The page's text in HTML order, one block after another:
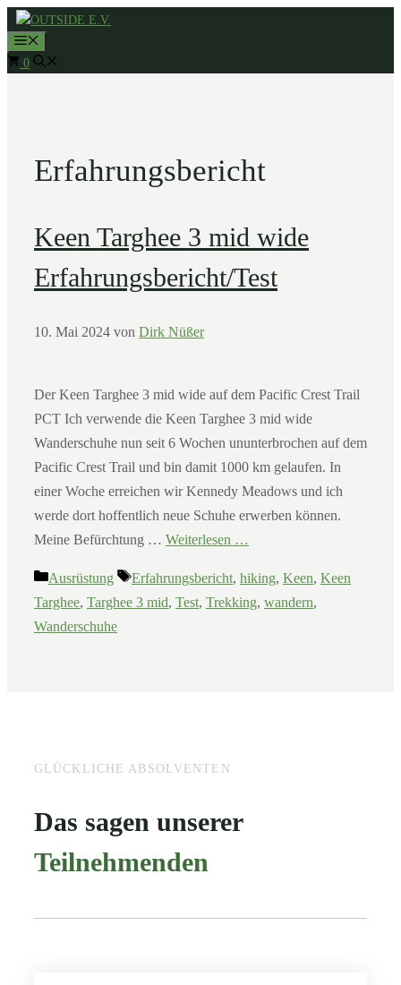
Zum
Inhalt
springen
0
Erfahrungsbericht
Keen Targhee 3 mid wide
Erfahrungsbericht/Test
10. Mai 2024 von Dirk Nüßer
Der Keen Targhee 3 mid wide auf dem Pacific Crest Trail
PCT Ich verwende die Keen Targhee 3 mid wide
Wanderschuhe nun seit 6 Wochen ununterbrochen auf dem
Pacific Crest Trail und bin damit 1000 km gelaufen. In
einer Woche erreichen wir Kennedy Meadows und ich
werde dort hoffentlich neue Schuhe erwerben können.
Meine Befürchtung … Weiterlesen …
Kategorien
Ausrüstung Schlagwörter
Erfahrungsbericht, hiking, Keen, Keen
Targhee, Targhee 3 mid, Test, Trekking, wandern,
Wanderschuhe
GLÜCKLICHE ABSOLVENTEN
Das sagen unserer
Teilnehmenden